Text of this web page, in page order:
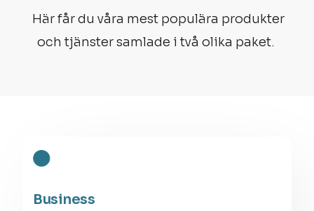
Här får du våra mest populära produkter
och tjänster samlade i två olika paket.
Business